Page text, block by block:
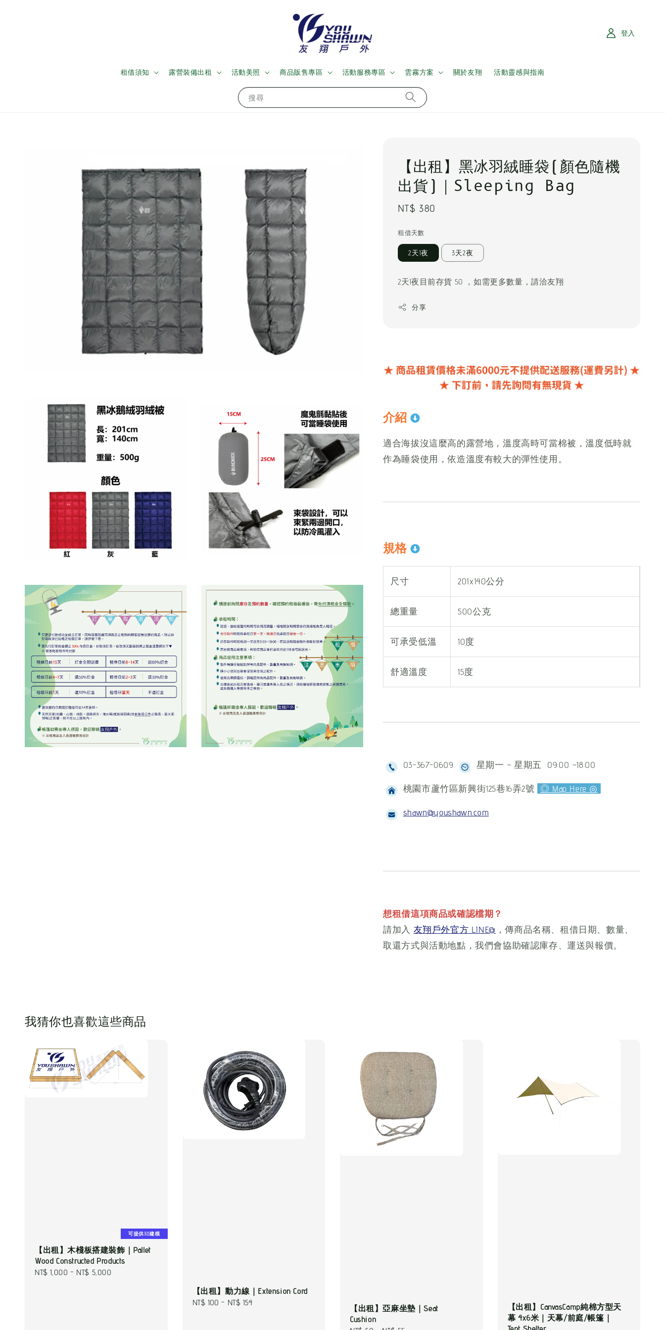
搜尋
租借須知 露營裝備出租 活動美照 商品販售專區 活動服務專區 雲霧方案 關於友翔 活動靈感與指南
登入
【出租】黑冰羽絨睡袋(顏色隨機
出貨)｜Sleeping Bag
Regular
NT$ 380
租借天數
2天1夜 3天2夜
2天1夜目前存貨 50 ，如需更多數量，請洽友翔
分享
介紹
適合海拔沒這麼高的露營地，溫度高時可當棉被，溫度低時就
作為睡袋使用，依造溫度有較大的彈性使用。
規格
尺寸 201x140公分
總重量 500公克
可承受低溫 10度
舒適溫度 15度
03-367-0609 星期一 ~ 星期五 09:00 ~18:00
桃園市蘆竹區新興街125巷16弄2號 ◎ Map Here ◎
shawn@youshawn.com
想租借這項商品或確認檔期？
請加入 友翔戶外官方 LINE@ ，傳商品名稱、租借日期、數量、
取還方式與活動地點，我們會協助確認庫存、運送與報價。
我猜你也喜歡這些商品
可提供3D建模
【出租】木棧板搭建裝飾｜Pallet
Wood Constructed Products
Regular
NT$ 1,000 - NT$ 5,000
【出租】動力線｜Extension Cord
Regular
NT$ 100 - NT$ 154
【出租】亞麻坐墊｜Seat
Cushion
【出租】CanvasCamp純棉方型天
幕 4x6米｜天幕/前庭/帳篷｜